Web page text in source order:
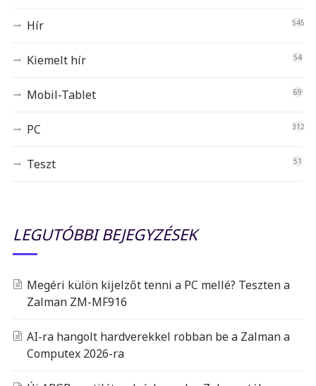
Hír 545
Kiemelt hír 54
Mobil-Tablet 69
PC 312
Teszt 51
LEGUTÓBBI BEJEGYZÉSEK
Megéri külön kijelzőt tenni a PC mellé? Teszten a
Zalman ZM-MF916
AI-ra hangolt hardverekkel robban be a Zalman a
Computex 2026-ra